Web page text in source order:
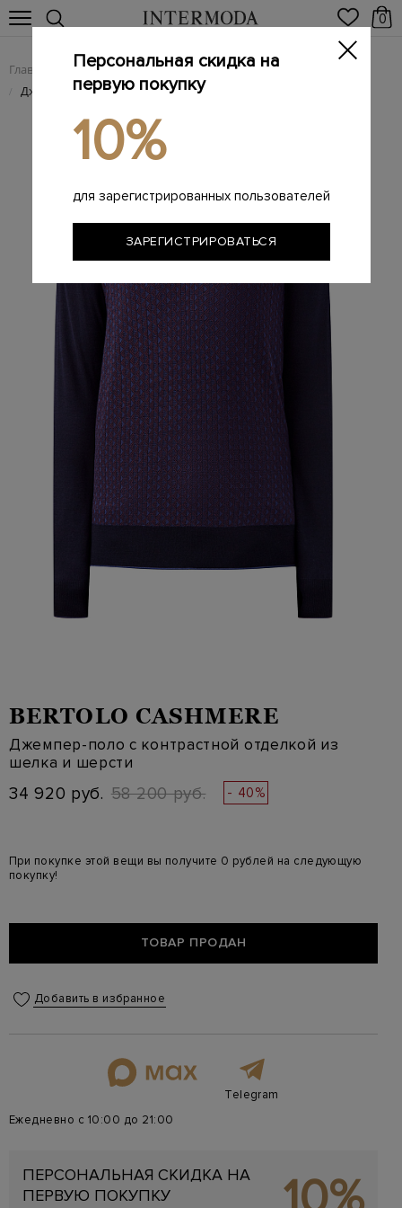
0
Главная Мужчинам / Одежда / Поло
/ Джемпер-поло с контрастной отделкой из шелка и шерсти
BERTOLO CASHMERE
Джемпер-поло с контрастной отделкой из
шелка и шерсти
34 920 руб. 58 200 руб. - 40%
При покупке этой вещи вы получите 0 рублей на следующую
покупку!
ТОВАР ПРОДАН
Добавить в избранное
Telegram
Ежедневно с 10:00 до 21:00
ПЕРСОНАЛЬНАЯ СКИДКА НА
ПЕРВУЮ ПОКУПКУ
Персональная скидка на
первую покупку
10%
для зарегистрированных пользователей
ЗАРЕГИСТРИРОВАТЬСЯ